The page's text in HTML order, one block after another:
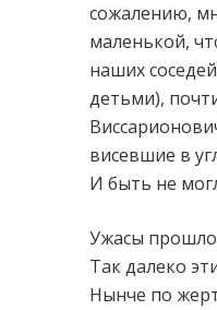
сожалению,
маленькой,
наших
детьми),
висевшие в
И быть не
Ужасы
Так далеко
Нынче по